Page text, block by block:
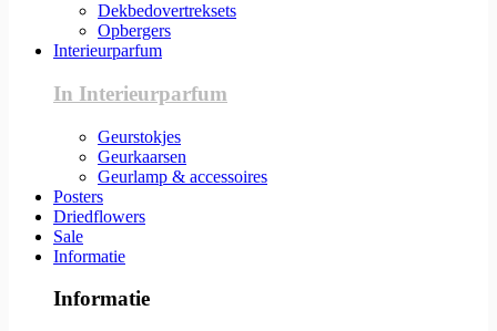
Dekbedovertreksets
Opbergers
Interieurparfum
In Interieurparfum
Geurstokjes
Geurkaarsen
Geurlamp & accessoires
Posters
Driedflowers
Sale
Informatie
Informatie